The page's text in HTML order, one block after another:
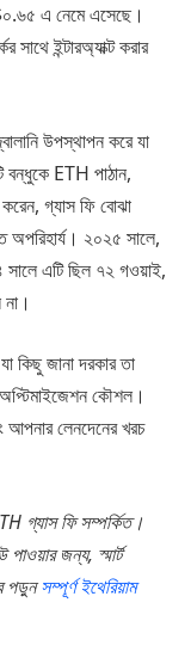
এ নেমে এসেছে।
সাথে ইন্টারঅ্যাক্ট করার
উপস্থাপন করে যা
বন্ধুকে ETH পাঠান,
গ্যাস ফি বোঝা
অপরিহার্য। ২০২৫ সালে,
এটি ছিল ৭২ গওয়াই,
কিছু জানা দরকার তা
কৌশল।
আপনার লেনদেনের খরচ
গ্যাস ফি সম্পর্কিত।
জন্য, স্মার্ট
পড়ুনসম্পূর্ণ ইথেরিয়াম